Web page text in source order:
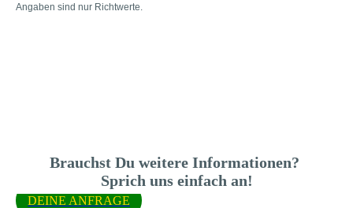
Angaben sind nur Richtwerte.
Brauchst Du weitere Informationen?
Sprich uns einfach an!
DEINE ANFRAGE